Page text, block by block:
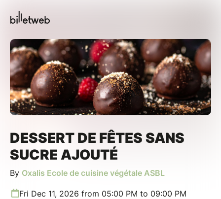
DESSERT DE FÊTES SANS
SUCRE AJOUTÉ
By Oxalis Ecole de cuisine végétale ASBL
Fri Dec 11, 2026 from 05:00 PM to 09:00 PM